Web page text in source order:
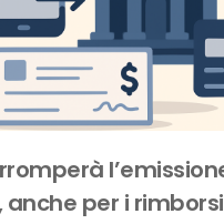
per i rimborsi